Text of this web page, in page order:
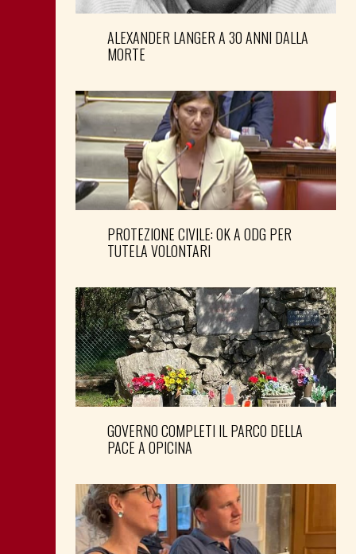
ALEXANDER LANGER A 30 ANNI DALLA
MORTE
PROTEZIONE CIVILE: OK A ODG PER
TUTELA VOLONTARI
GOVERNO COMPLETI IL PARCO DELLA
PACE A OPICINA